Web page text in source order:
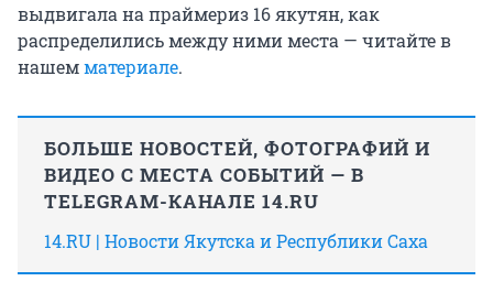
выдвигала на праймериз 16 якутян, как
распределились между ними места — читайте в
нашемматериале.
БОЛЬШЕ НОВОСТЕЙ, ФОТОГРАФИЙ И
ВИДЕО С МЕСТА СОБЫТИЙ — В
TELEGRAM-КАНАЛЕ 14.RU
14.RU | Новости Якутска и Республики Саха